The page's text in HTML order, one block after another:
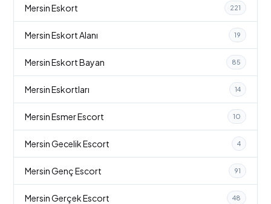
Mersin Eskort 221
Mersin Eskort Alanı 19
Mersin Eskort Bayan 85
Mersin Eskortları 14
Mersin Esmer Escort 10
Mersin Gecelik Escort 4
Mersin Genç Escort 91
Mersin Gerçek Escort 48